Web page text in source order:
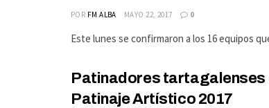
POR FM ALBA MAYO 22, 2017 0
Este lunes se confirmaron a los 16 equipos
Patinadores tartagalenses
Patinaje Artístico 2017